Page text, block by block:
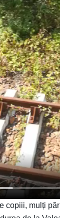
copiii, mulți